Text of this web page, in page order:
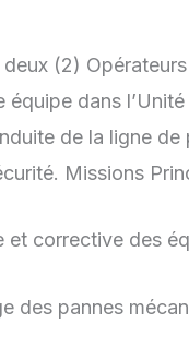
(2)
dans
de la ligne
Missions
corrective des
pannes